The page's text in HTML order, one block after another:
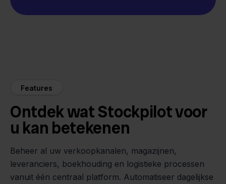
Features
Ontdek wat Stockpilot voor
u kan betekenen
Beheer al uw verkoopkanalen, magazijnen,
leveranciers, boekhouding en logistieke processen
vanuit één centraal platform. Automatiseer dagelijkse